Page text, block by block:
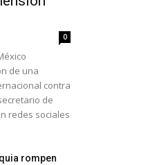
0
de una
contra
de
redes sociales
rompen